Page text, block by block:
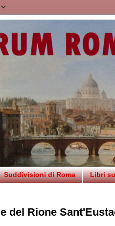
Suddivisioni di Roma Libri
del Rione